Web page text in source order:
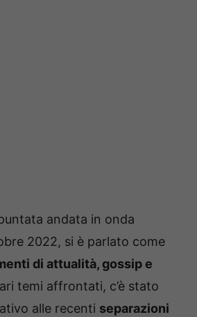
andata in onda
2022, si è parlato come
di attualità, gossip e
temi affrontati, c’è stato
alle recenti separazioni